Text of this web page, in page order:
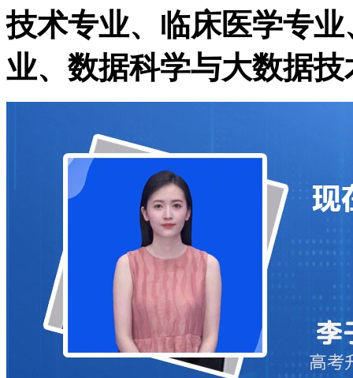
技术专业、临床医学专
业、数据科学与大数据技